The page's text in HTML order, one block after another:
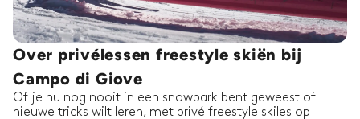
Over privélessen freestyle skiën bij
Campo di Giove
Of je nu nog nooit in een snowpark bent geweest of
nieuwe tricks wilt leren, met privé freestyle skiles op